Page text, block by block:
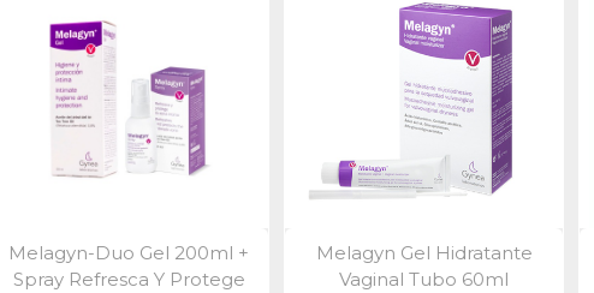
Vista Rápida
Melagyn-Duo Gel 200ml +
Spray Refresca Y Protege
Vista Rápida
Melagyn Gel Hidratante
Vaginal Tubo 60ml